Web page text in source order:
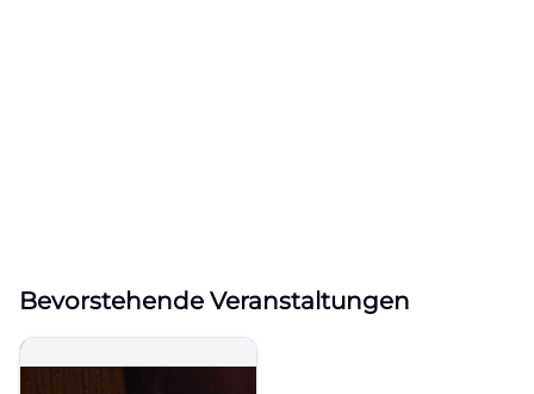
Bevorstehende Veranstaltungen